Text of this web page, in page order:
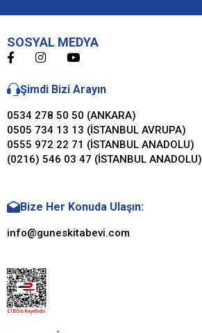
SOSYAL MEDYA
Şimdi Bizi Arayın
0534 278 50 50 (ANKARA)
0505 734 13 13 (İSTANBUL AVRUPA)
0555 972 22 71 (İSTANBUL ANADOLU)
(0216) 546 03 47 (İSTANBUL ANADOLU)
Bize Her Konuda Ulaşın:
info@guneskitabevi.com